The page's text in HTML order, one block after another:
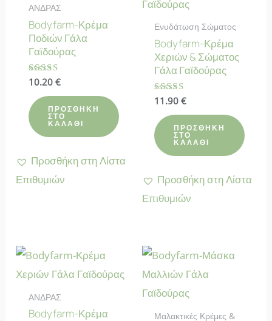
ΑΝΔΡΑΣ
Bodyfarm-Κρέμα
Ποδιών Γάλα
Γαϊδούρας
Βαθμολογήθηκε
4.78
από 5
10.20 €
ΠΡΟΣΘΉΚΗ
ΣΤΟ
ΚΑΛΆΘΙ
Προσθήκη στη Λίστα
Επιθυμιών
Ενυδάτωση Σώματος
Bodyfarm-Κρέμα
Χεριών & Σώματος
Γάλα Γαϊδούρας
Βαθμολογήθηκε
4.80
από 5
11.90€
ΠΡΟΣΘΉΚΗ
ΣΤΟ
ΚΑΛΆΘΙ
Προσθήκη στη Λίστα
Επιθυμιών
ΑΝΔΡΑΣ
Bodyfarm-Κρέμα
Μαλακτικές Κρέμες &